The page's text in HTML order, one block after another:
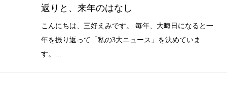
返りと、来年のはなし
こんにちは、三好えみです。 毎年、大晦日になると一
年を振り返って「私の3大ニュース」を決めていま
す。...